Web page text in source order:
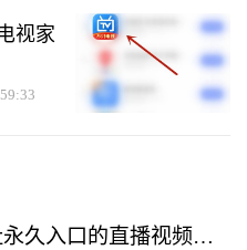
视家
探索17c影院入口地址永久入口的直播视频软件使用体验